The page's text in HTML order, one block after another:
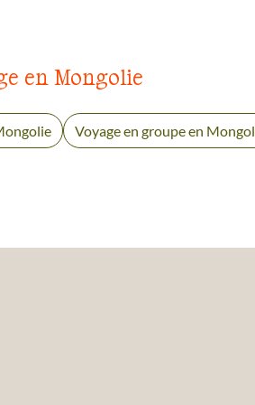
en Mongolie
Voyage en groupe en